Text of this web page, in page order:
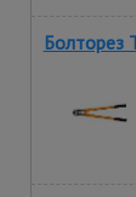
Болторез